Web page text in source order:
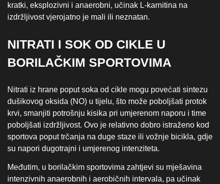
kratki, eksplozivni i anaerobni, učinak L‑karnitina na
izdržljivost vjerojatno je mali ili neznatan.
NITRATI I SOK OD CIKLE U
BORILAČKIM SPORTOVIMA
Nitrati iz hrane poput soka od cikle mogu povećati sintezu
dušikovog oksida (NO) u tijelu, što može poboljšati protok
krvi, smanjiti potrošnju kisika pri umjerenom naporu i time
poboljšati izdržljivost. Ovo je relativno dobro istraženo kod
sportova poput trčanja na duge staze ili vožnje bicikla, gdje
su napori dugotrajni i umjerenog intenziteta.
Međutim, u borilačkim sportovima zahtjevi su mješavina
intenzivnih anaerobnih i aerobičnih intervala, pa učinak